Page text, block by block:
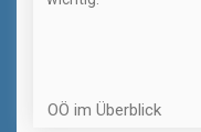
OÖ im Überblick